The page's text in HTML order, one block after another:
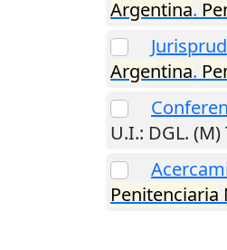
Argentina.
Argentina.
U.I.: DGL. (M)
Penitenciaria